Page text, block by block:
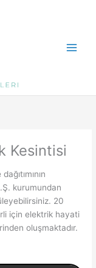
Kesintisi
kurumundan
20
için elektrik hayati
oluşmaktadır.